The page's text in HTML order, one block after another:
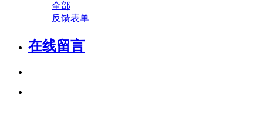
全部
反馈表单
在线留言